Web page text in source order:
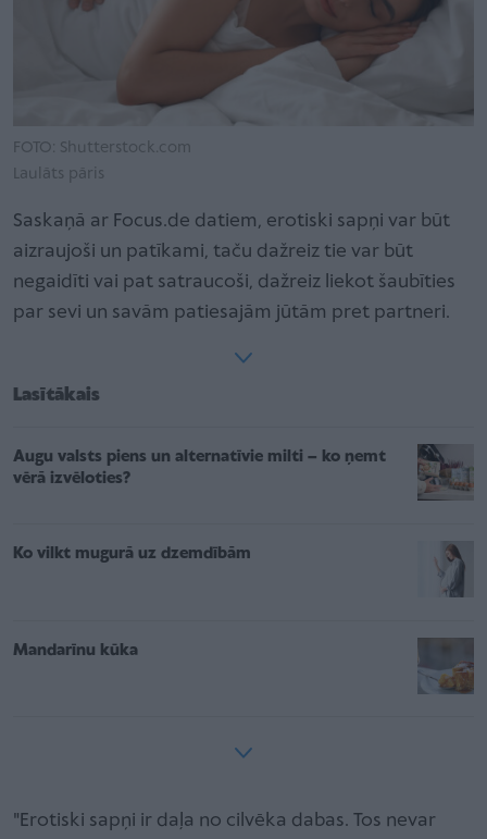
FOTO: Shutterstock.com
Laulāts pāris
Saskaņā ar Focus.de datiem, erotiski sapņi var būt
aizraujoši un patīkami, taču dažreiz tie var būt
negaidīti vai pat satraucoši, dažreiz liekot šaubīties
par sevi un savām patiesajām jūtām pret partneri.
Lasītākais
Augu valsts piens un alternatīvie milti – ko ņemt
vērā izvēloties?
Ko vilkt mugurā uz dzemdībām
Mandarīnu kūka
"Erotiski sapņi ir daļa no cilvēka dabas. Tos nevar